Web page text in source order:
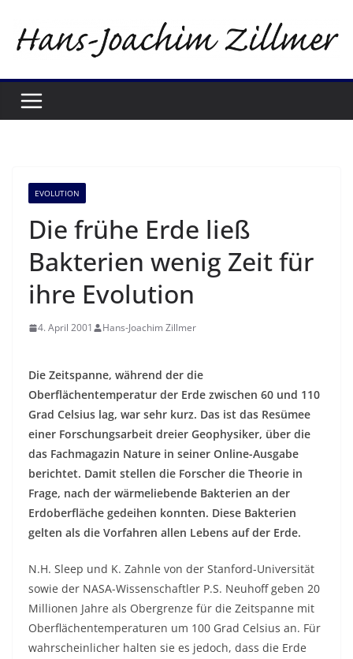
Inhalt
springen
EVOLUTION
Die frühe Erde ließ
Bakterien wenig Zeit für
ihre Evolution
4. April 2001 Hans-Joachim Zillmer
Die Zeitspanne, während der die
Oberflächentemperatur der Erde zwischen 60 und 110
Grad Celsius lag, war sehr kurz. Das ist das Resümee
einer Forschungsarbeit dreier Geophysiker, über die
das Fachmagazin Nature in seiner Online-Ausgabe
berichtet. Damit stellen die Forscher die Theorie in
Frage, nach der wärmeliebende Bakterien an der
Erdoberfläche gedeihen konnten. Diese Bakterien
gelten als die Vorfahren allen Lebens auf der Erde.
N.H. Sleep und K. Zahnle von der Stanford-Universität
sowie der NASA-Wissenschaftler P.S. Neuhoff geben 20
Millionen Jahre als Obergrenze für die Zeitspanne mit
Oberflächentemperaturen um 100 Grad Celsius an. Für
wahrscheinlicher halten sie es jedoch, dass die Erde